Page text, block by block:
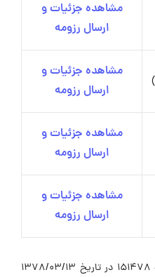
مشاهده جزئیات و
ارسال رزومه
مشاهده جزئیات و
ارسال رزومه
مشاهده جزئیات و
ارسال رزومه
مشاهده جزئیات و
ارسال رزومه
شرکت داده‌ورزی سداد تحت شماره 151478 در تاریخ 1378/03/13